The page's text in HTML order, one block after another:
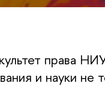
права
и науки не